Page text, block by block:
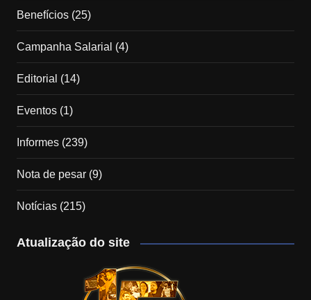
Benefícios(25)
Campanha Salarial (4)
Editorial (14)
Eventos(1)
Informes(239)
Nota de pesar(9)
Notícias(215)
Atualização do site